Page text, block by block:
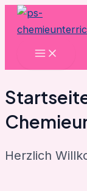
Zum
Inhalt
Main
Herzlich